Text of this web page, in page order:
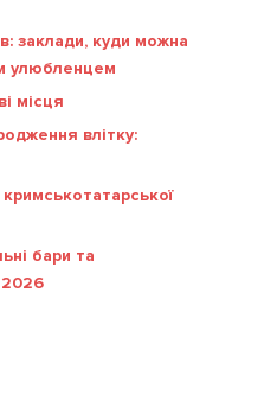
заклади, куди можна
улюбленцем
місця
влітку:
бари та
2026